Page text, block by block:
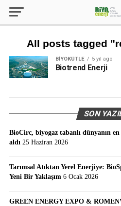
All posts tagged
BIYOKÜTLE 5 yıl ago
Biotrend Enerji
SON
BioCirc, biyogaz tabanlı dünyanın
aldı 25 Haziran 2026
Tarımsal Atıktan Yerel Enerjiye:
Yeni Bir Yaklaşım 6 Ocak 2026
GREEN ENERGY EXPO &